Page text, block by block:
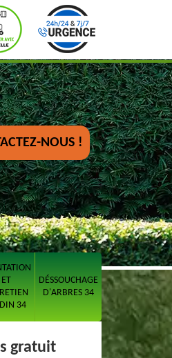
NOUS !
ET
34
DÉSSOUCHAGE
D'ARBRES 34
gratuit